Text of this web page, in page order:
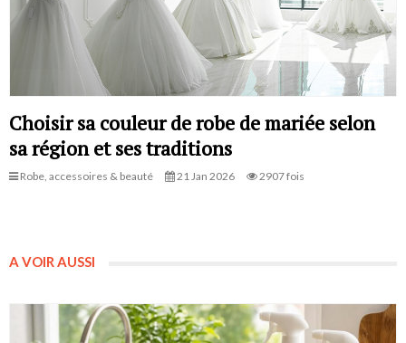
Choisir sa couleur de robe de mariée selon
sa région et ses traditions
Robe, accessoires & beauté 21 Jan 2026 2907 fois
A VOIR AUSSI